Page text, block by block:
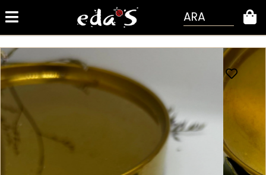
ARA 0